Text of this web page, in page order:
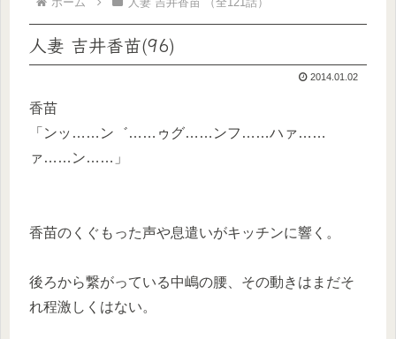
人妻 吉井香苗(96)
2014.01.02
香苗
「ンッ……ン゛……ゥグ……ンフ……ハァ……
ァ……ン……」
香苗のくぐもった声や息遣いがキッチンに響く。
後ろから繋がっている中嶋の腰、その動きはまだそ
れ程激しくはない。